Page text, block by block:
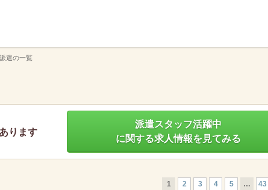
遣の一覧
ります
派遣スタッフ活躍中
に関する求人情報を見てみる
1 2 3 4 5 … 43